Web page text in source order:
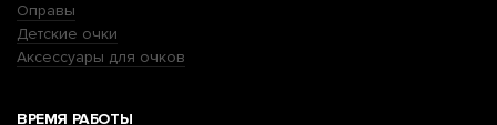
Оправы
Детские очки
Аксессуары для очков
ВРЕМЯ РАБОТЫ